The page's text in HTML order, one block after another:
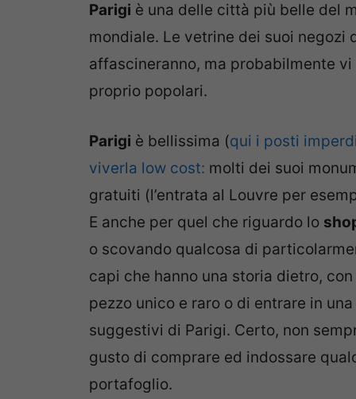
Parigi è una delle città più belle del
mondiale. Le vetrine dei suoi negozi
affascineranno, ma probabilmente
proprio popolari.
Parigi è bellissima (qui i posti
viverla low cost: molti dei suoi
gratuiti (l’entrata al Louvre per
E anche per quel che riguardo lo
o scovando qualcosa di
capi che hanno una storia dietro,
pezzo unico e raro o di entrare in
suggestivi di Parigi. Certo, non
gusto di comprare ed indossare
portafoglio.